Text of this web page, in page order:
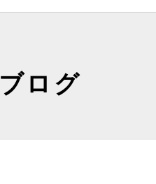
ブログ